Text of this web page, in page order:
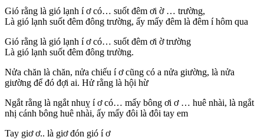
Gió rằng là gió lạnh í ơ có… suốt đêm ơi ờ … trường,
Là gió lạnh suốt đêm đông trường, ấy mấy đêm là đêm í hôm qua
Gió rằng là gió lạnh í ơ có… suốt đêm ơi ờ trường
Là gió lạnh suốt đêm đông trường.
Nửa chăn là chăn, nửa chiếu í ơ cũng có a nửa giường, là nửa
giường để đó đợi ai. Hử rằng là hội hừ
Ngắt rằng là ngắt nhuỵ í ơ có… mấy bông ơi ơ … huê nhài, là ngắt
nhị cánh bông huê nhài, ấy mấy đôi là đôi tay em
Tay giơ ơ.. là giơ đón gió í ơ